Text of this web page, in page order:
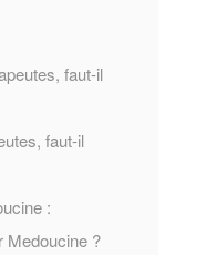
faut-il
faut-il
:
Medoucine ?